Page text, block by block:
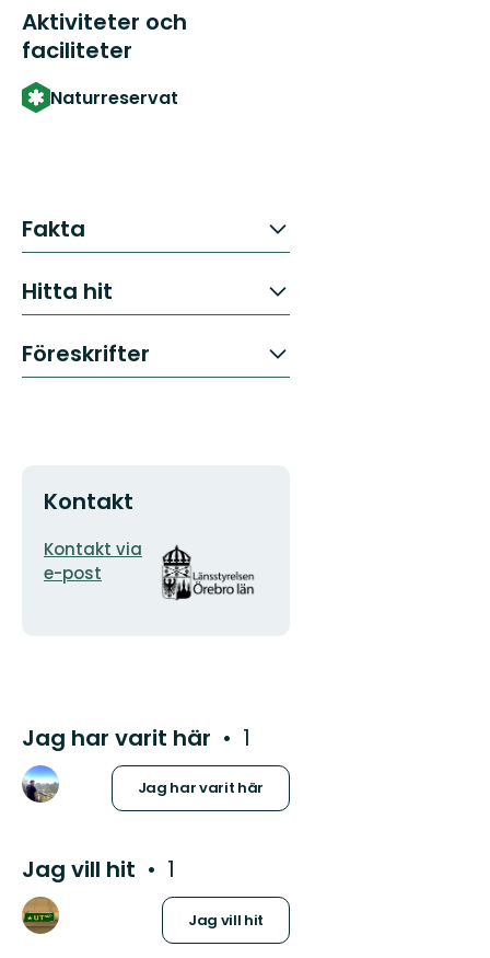
Aktiviteter och
faciliteter
Naturreservat
Fakta
Hitta hit
Föreskrifter
Kontakt
E-
postadress
Kontakt via
e-post
Organisationens
logotyp
Jag har varit här 1
Jag har varit här
Jag vill hit 1
Jag vill hit